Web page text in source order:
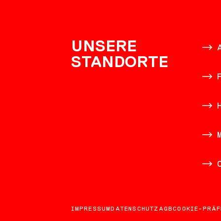
UNSERE
STANDORTE
IMPRESSUMDATENSCHUTZ AGBCOOKIE-